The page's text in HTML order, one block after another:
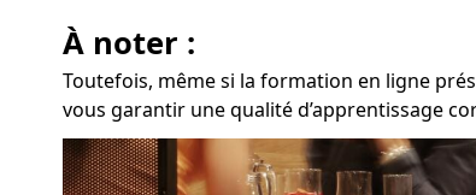
À noter :
Toutefois, même si la formation en ligne
vous garantir une qualité d’apprentissage